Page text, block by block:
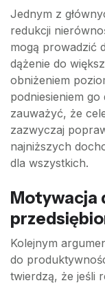
Jednym z
redukcji
mogą prowadzić
dążenie do
obniżeniem
podniesieniem
zauważyć, że
zazwyczaj
najniższych
dla wszystkich.
Motywacja
Kolejnym
do
twierdzą, że jeśli